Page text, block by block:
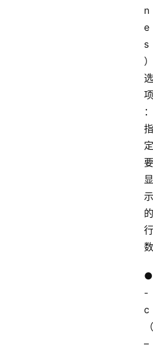
n
e
s
）
选
项
：
指
定
要
显
示
的
行
数
●
-
c
（
–